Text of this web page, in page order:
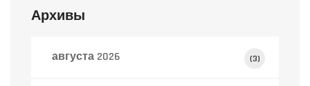
Архивы
августа 2026 (3)